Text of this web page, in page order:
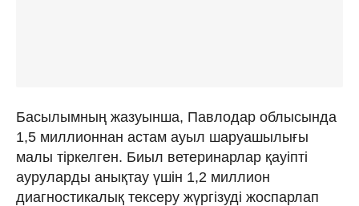
Басылымның жазуынша, Павлодар облысында
1,5 миллионнан астам ауыл шаруашылығы
малы тіркелген. Биыл ветеринарлар қауіпті
ауруларды анықтау үшін 1,2 миллион
диагностикалық тексеру жүргізуді жоспарлап